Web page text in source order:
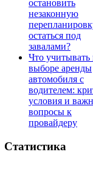
остановить
незаконную
остаться под
завалами?
Что учитывать
выборе аренды
автомобиля с
водителем:
условия и
вопросы к
провайдеру
Статистика